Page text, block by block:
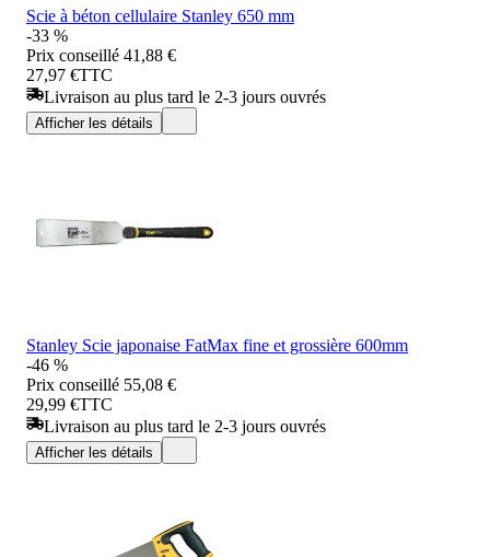
Scie à béton cellulaire Stanley 650 mm
-33 %
Prix conseillé 41,88 €
27,97 €TTC
Livraison au plus tard le 2-3 jours ouvrés
Afficher les détails
Stanley Scie japonaise FatMax fine et grossière 600mm
-46 %
Prix conseillé 55,08 €
29,99 €TTC
Livraison au plus tard le 2-3 jours ouvrés
Afficher les détails